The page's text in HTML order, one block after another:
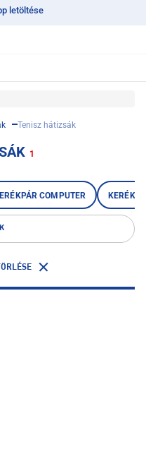
letöltése
Tenisz hátizsák
1
COMPUTER